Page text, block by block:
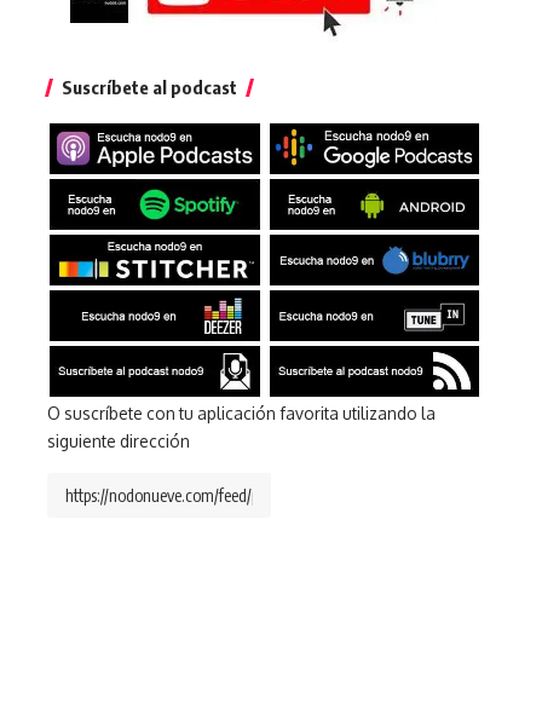
Suscríbete al podcast
O suscríbete con tu aplicación favorita utilizando la
siguiente dirección